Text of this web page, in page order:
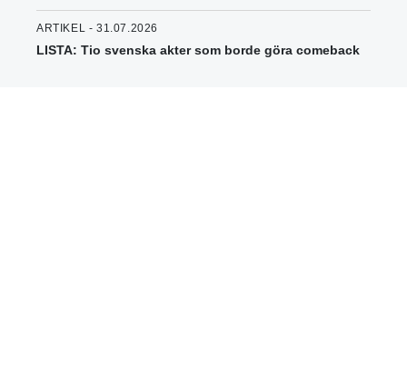
ARTIKEL - 31.07.2026
LISTA: Tio svenska akter som borde göra comeback